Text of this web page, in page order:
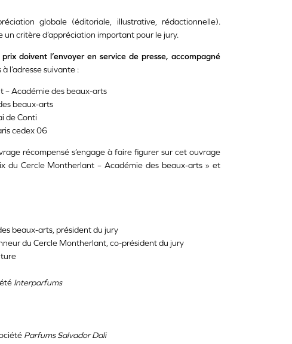
globale (éditoriale, illustrative, rédactionnelle).
critère d’appréciation important pour le jury.
doivent l’envoyer en service de presse, accompagné
à l’adresse suivante :
– Académie des beaux-arts
beaux-arts
de Conti
cedex 06
récompensé s’engage à faire figurer sur cet ouvrage
du Cercle Montherlant – Académie des beaux-arts » et
beaux-arts, président du jury
du Cercle Montherlant, co-président du jury
Interparfums
Parfums Salvador Dali